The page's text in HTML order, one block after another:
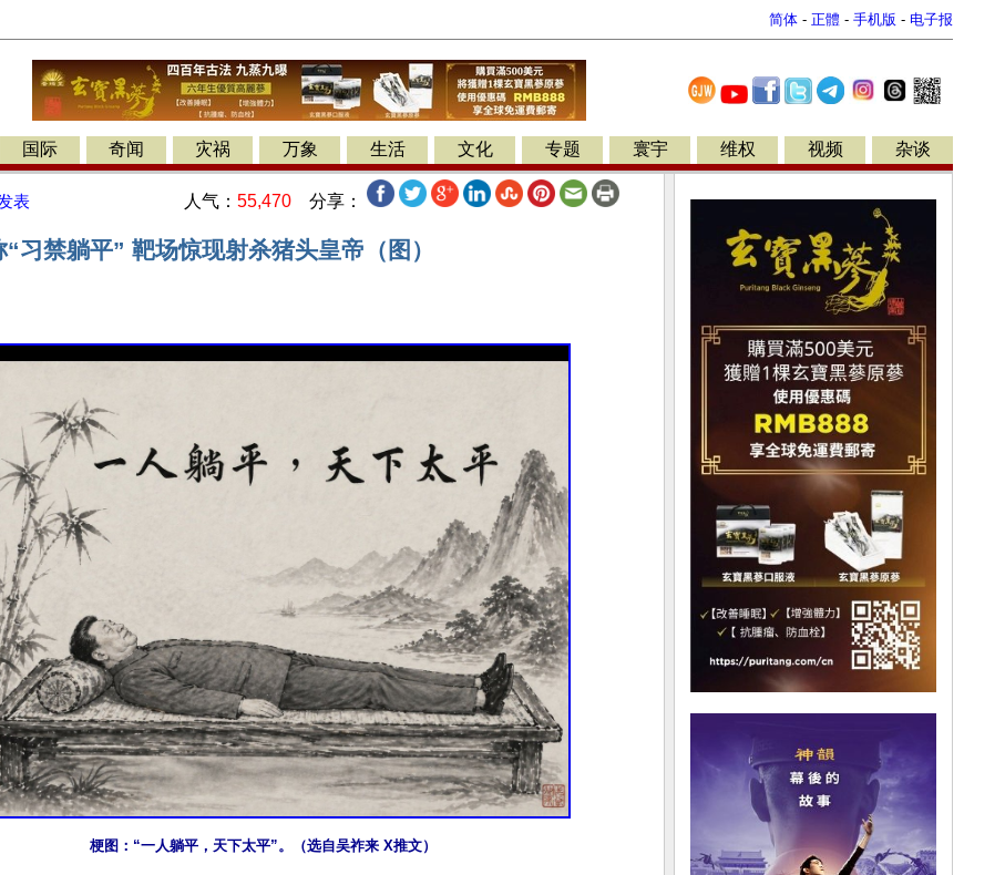
简体 - 正體 - 手机版 - 电子报
国际 奇闻 灾祸 万象 生活 文化 专题 寰宇 维权 视频 杂谈
表 人气： 55,470 分享：
习禁躺平” 靶场惊现射杀猪头皇帝（图）
梗图：“一人躺平，天下太平”。（选自吴祚来 X推文）